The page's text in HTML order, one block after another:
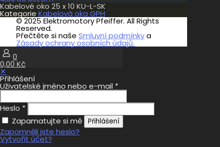
Kabelové oko 25 x 10 KU-L-SK
Kategorie Kabelová oka GPH
© 2025 Elektromotory Pfeiffer. All Rights
Reserved.
Přečtěte si naše Smluvní podmínkya
Zásady ochrany osobních údajů.
0
0,00 Kč
✕
Přihlášení
Uživatelské jméno nebo e-mail *
Heslo *
Zapamatujte si mě
Přihlášení
Zapomněli jste heslo?
Vytvořit účet?